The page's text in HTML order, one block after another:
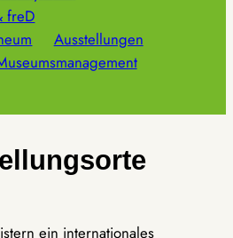
freD
Ausstellungen
ein internationales